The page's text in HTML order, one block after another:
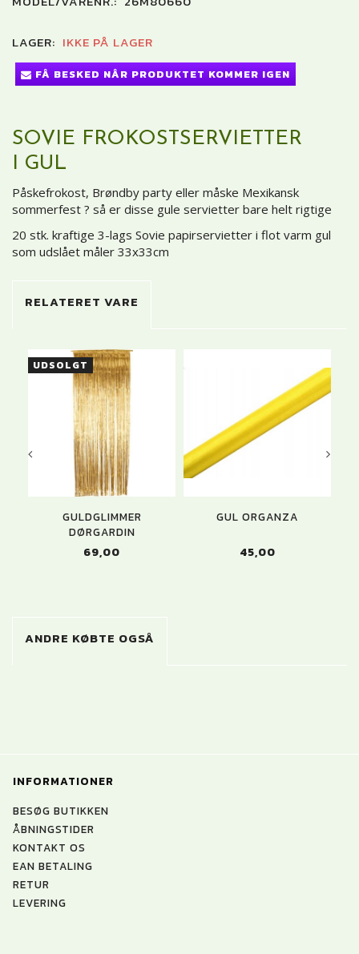
LAGER: IKKE PÅ LAGER
FÅ BESKED NÅR PRODUKTET KOMMER IGEN
SOVIE FROKOSTSERVIETTER
I GUL
Påskefrokost, Brøndby party eller måske Mexikansk
sommerfest ? så er disse gule servietter bare helt rigtige
20 stk. kraftige 3-lags Sovie papirservietter i flot varm gul
som udslået måler 33x33cm
RELATERET VARE
UDSOLGT
GULDGLIMMER
DØRGARDIN
69,00
GUL ORGANZA
45,00
ANDRE KØBTE OGSÅ
INFORMATIONER
BESØG BUTIKKEN
ÅBNINGSTIDER
KONTAKT OS
EAN BETALING
RETUR
LEVERING